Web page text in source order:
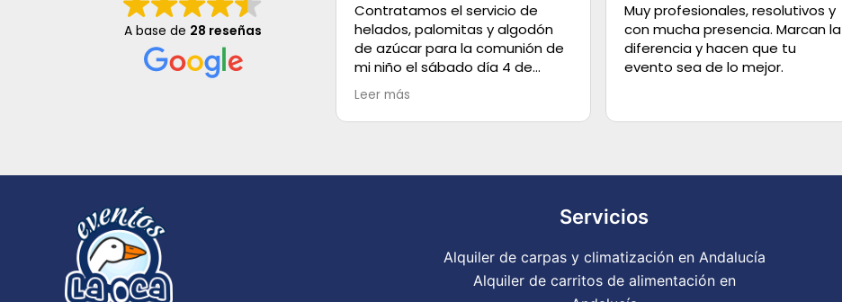
A base de 28 reseñas
Contratamos el servicio de
helados, palomitas y algodón
de azúcar para la comunión de
mi niño el sábado día 4 de
mayo, solo decir que el servicio
es Excelente, los helados super
buenos, el trato es de 100.
Leer más
Muy profesionales, resolutivos y
con mucha presencia. Marcan la
diferencia y hacen que tu
evento sea de lo mejor.
Servicios
Alquiler de carpas y climatización en Andalucía
Alquiler de carritos de alimentación en